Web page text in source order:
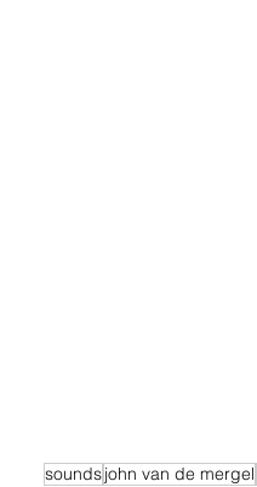
soundsjohn van de mergel